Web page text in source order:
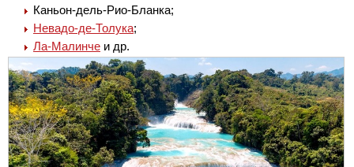
Каньон-дель-Рио-Бланка;
Невадо-де-Толука;
Ла-Малинче и др.